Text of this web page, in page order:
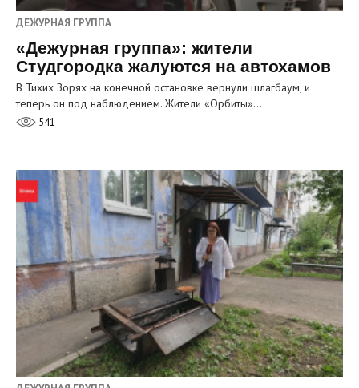
ДЕЖУРНАЯ ГРУППА
«Дежурная группа»: жители
Студгородка жалуются на автохамов
В Тихих Зорях на конечной остановке вернули шлагбаум, и
теперь он под наблюдением. Жители «Орбиты»…
541